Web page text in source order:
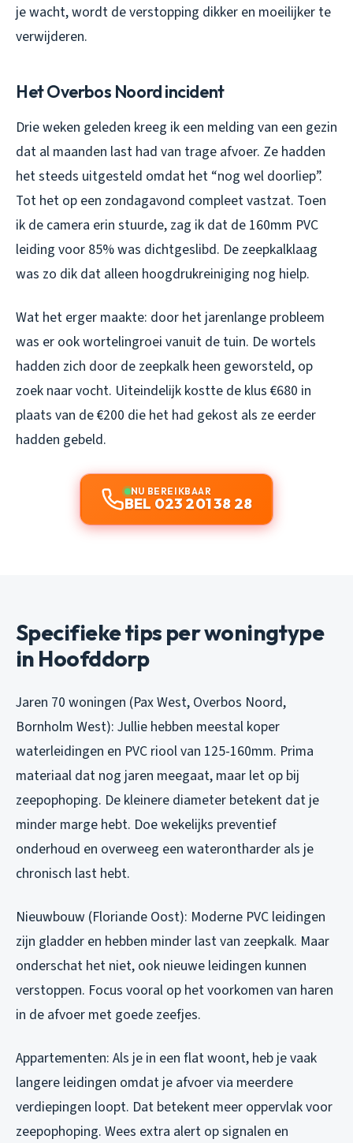
je wacht, wordt de verstopping dikker en moeilijker te
verwijderen.
Het Overbos Noord incident
Drie weken geleden kreeg ik een melding van een gezin
dat al maanden last had van trage afvoer. Ze hadden
het steeds uitgesteld omdat het “nog wel doorliep”.
Tot het op een zondagavond compleet vastzat. Toen
ik de camera erin stuurde, zag ik dat de 160mm PVC
leiding voor 85% was dichtgeslibd. De zeepkalklaag
was zo dik dat alleen hoogdrukreiniging nog hielp.
Wat het erger maakte: door het jarenlange probleem
was er ook wortelingroei vanuit de tuin. De wortels
hadden zich door de zeepkalk heen geworsteld, op
zoek naar vocht. Uiteindelijk kostte de klus €680 in
plaats van de €200 die het had gekost als ze eerder
hadden gebeld.
NU BEREIKBAAR
BEL 023 201 38 28
Specifieke tips per woningtype
in Hoofddorp
Jaren 70 woningen (Pax West, Overbos Noord,
Bornholm West): Jullie hebben meestal koper
waterleidingen en PVC riool van 125-160mm. Prima
materiaal dat nog jaren meegaat, maar let op bij
zeepophoping. De kleinere diameter betekent dat je
minder marge hebt. Doe wekelijks preventief
onderhoud en overweeg een waterontharder als je
chronisch last hebt.
Nieuwbouw (Floriande Oost): Moderne PVC leidingen
zijn gladder en hebben minder last van zeepkalk. Maar
onderschat het niet, ook nieuwe leidingen kunnen
verstoppen. Focus vooral op het voorkomen van haren
in de afvoer met goede zeefjes.
Appartementen: Als je in een flat woont, heb je vaak
langere leidingen omdat je afvoer via meerdere
verdiepingen loopt. Dat betekent meer oppervlak voor
zeepophoping. Wees extra alert op signalen en